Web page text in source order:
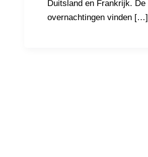
Duitsland en Frankrijk. De
overnachtingen vinden […]